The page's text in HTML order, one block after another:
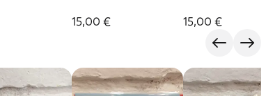
15,00 € 15,00 €